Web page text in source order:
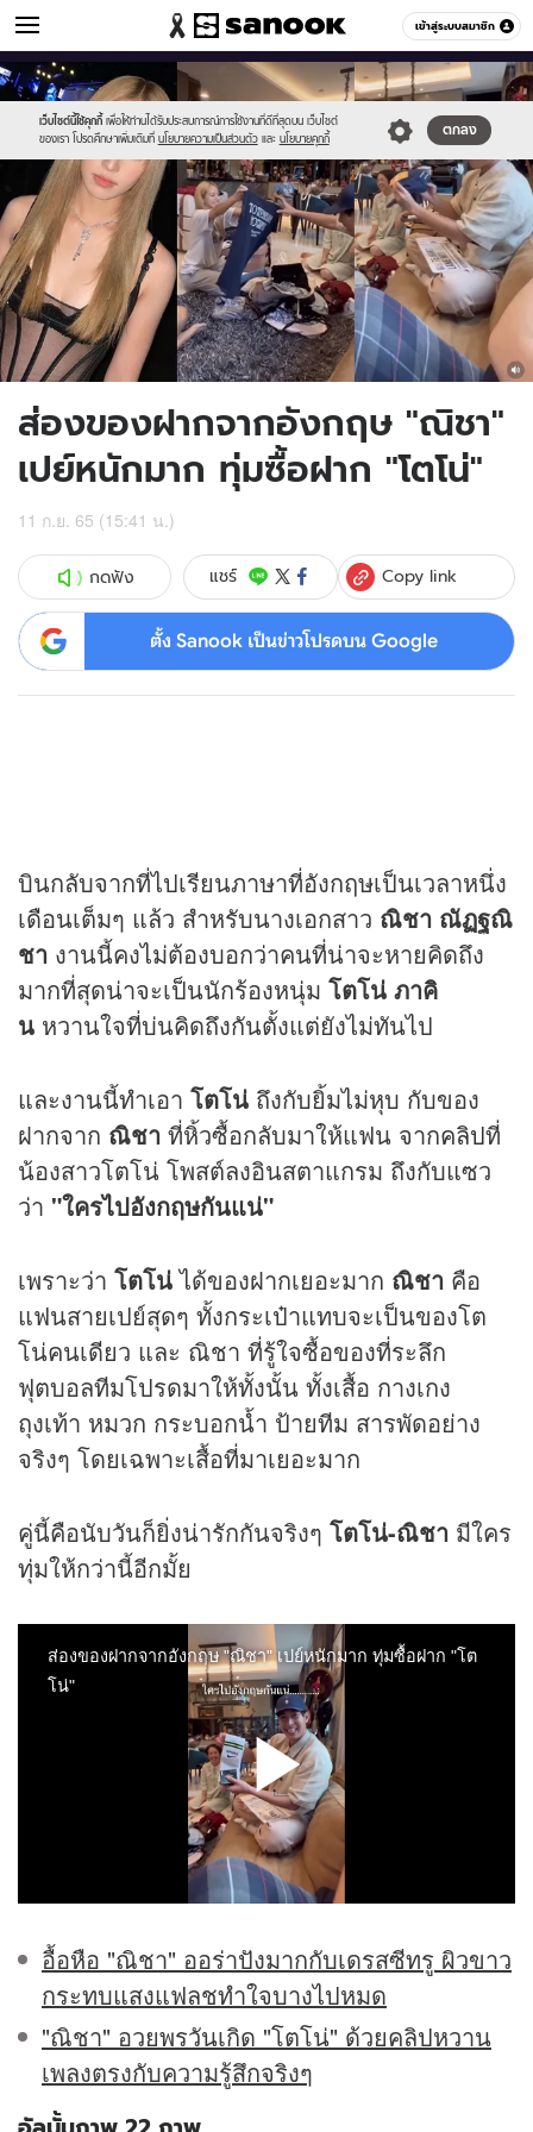
เข้าสู่ระบบสมาชิก
ข่าวบันเทิง หมวดอื่นๆ
เว็บไซต์นี้ใช้คุกกี้ เพื่อให้ท่านได้รับประสบการณ์การใช้งานที่ดีที่สุดบน เว็บไซต์
ของเรา โปรดศึกษาเพิ่มเติมที่ นโยบายความเป็นส่วนตัว และ นโยบายคุกกี้
ตกลง
Sanook
//s.isanook.com/sr/0/images/logo-
new-
sanook.png
600
60
//s.isanook.com/ns/0/ud/1724/8622074/page.jpg
ส่องของฝากจากอังกฤษ "ณิชา"
เปย์หนักมาก ทุ่มซื้อฝาก "โตโน่"
11 ก.ย. 65 (15:41 น.)
กดฟัง แชร์ Copy link
ตั้ง Sanook เป็นข่าวโปรดบน Google
บินกลับจากที่ไปเรียนภาษาที่อังกฤษเป็นเวลาหนึ่ง
เดือนเต็มๆ แล้ว สำหรับนางเอกสาว ณิชา ณัฏฐณิ
ชา งานนี้คงไม่ต้องบอกว่าคนที่น่าจะหายคิดถึง
มากที่สุดน่าจะเป็นนักร้องหนุ่ม โตโน่ ภาคิ
น หวานใจที่บ่นคิดถึงกันตั้งแต่ยังไม่ทันไป
และงานนี้ทำเอา โตโน่ ถึงกับยิ้มไม่หุบ กับของ
ฝากจาก ณิชา ที่หิ้วซื้อกลับมาให้แฟน จากคลิปที่
น้องสาวโตโน่ โพสต์ลงอินสตาแกรม ถึงกับแซว
ว่า "ใครไปอังกฤษกันแน่"
เพราะว่า โตโน่ได้ของฝากเยอะมาก ณิชา คือ
แฟนสายเปย์สุดๆ ทั้งกระเป๋าแทบจะเป็นของโต
โน่คนเดียว และ ณิชา ที่รู้ใจซื้อของที่ระลึก
ฟุตบอลทีมโปรดมาให้ทั้งนั้น ทั้งเสื้อ กางเกง
ถุงเท้า หมวก กระบอกน้ำ ป้ายทีม สารพัดอย่าง
จริงๆ โดยเฉพาะเสื้อที่มาเยอะมาก
คู่นี้คือนับวันก็ยิ่งน่ารักกันจริงๆ โตโน่-ณิชา มีใคร
ทุ่มให้กว่านี้อีกมั้ย
อื้อหือ "ณิชา" ออร่าปังมากกับเดรสซีทรู ผิวขาว
กระทบแสงแฟลชทำใจบางไปหมด
"ณิชา" อวยพรวันเกิด "โตโน่" ด้วยคลิปหวาน
เพลงตรงกับความรู้สึกจริงๆ